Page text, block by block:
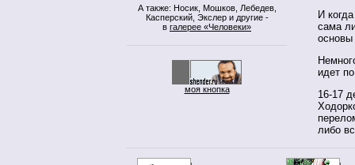
А также: Носик, Мошков, Лебедев,
Касперский, Экслер и другие -
в галерее «Человеки»
моя кнопка
И
сама
основы
идет
16-17
либо